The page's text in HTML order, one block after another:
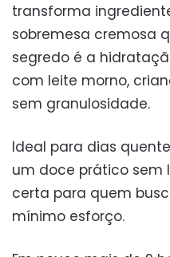
transforma
sobremesa cremosa
segredo é a
com leite morno,
sem granulosidade.
Ideal para dias
um doce prático sem
certa para quem
mínimo esforço.